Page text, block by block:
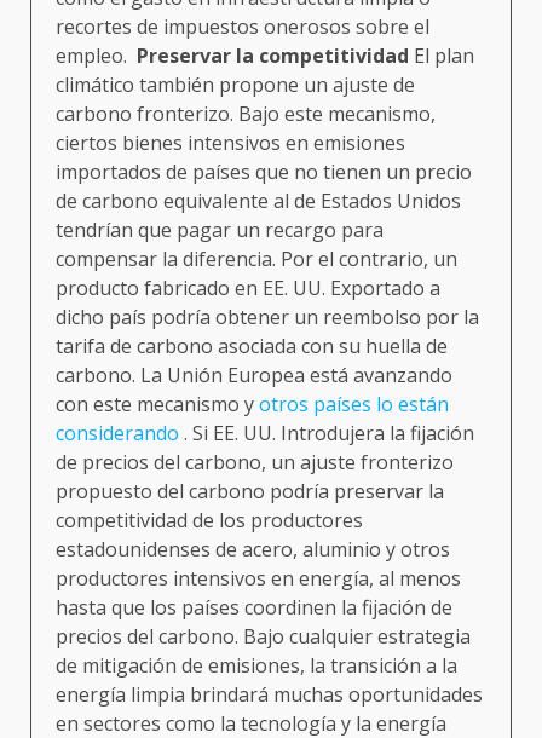
recortes de impuestos onerosos sobre el
empleo. Preservar la competitividad El plan
climático también propone un ajuste de
carbono fronterizo. Bajo este mecanismo,
ciertos bienes intensivos en emisiones
importados de países que no tienen un precio
de carbono equivalente al de Estados Unidos
tendrían que pagar un recargo para
compensar la diferencia. Por el contrario, un
producto fabricado en EE. UU. Exportado a
dicho país podría obtener un reembolso por la
tarifa de carbono asociada con su huella de
carbono. La Unión Europea está avanzando
con este mecanismo yotros países lo están
considerando . Si EE. UU. Introdujera la fijación
de precios del carbono, un ajuste fronterizo
propuesto del carbono podría preservar la
competitividad de los productores
estadounidenses de acero, aluminio y otros
productores intensivos en energía, al menos
hasta que los países coordinen la fijación de
precios del carbono. Bajo cualquier estrategia
de mitigación de emisiones, la transición a la
energía limpia brindará muchas oportunidades
en sectores como la tecnología y la energía